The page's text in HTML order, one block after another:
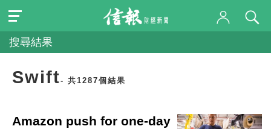
搜尋結果
Swift- 共1287個結果
Amazon push for one-day